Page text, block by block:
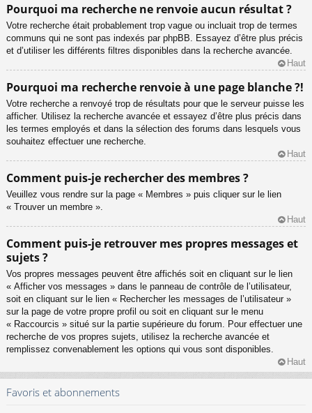
Pourquoi ma recherche ne renvoie aucun résultat ?
Votre recherche était probablement trop vague ou incluait trop de termes
communs qui ne sont pas indexés par phpBB. Essayez d’être plus précis
et d’utiliser les différents filtres disponibles dans la recherche avancée.
Haut
Pourquoi ma recherche renvoie à une page blanche ?!
Votre recherche a renvoyé trop de résultats pour que le serveur puisse les
afficher. Utilisez la recherche avancée et essayez d’être plus précis dans
les termes employés et dans la sélection des forums dans lesquels vous
souhaitez effectuer une recherche.
Haut
Comment puis-je rechercher des membres ?
Veuillez vous rendre sur la page « Membres » puis cliquer sur le lien
« Trouver un membre ».
Haut
Comment puis-je retrouver mes propres messages et
sujets ?
Vos propres messages peuvent être affichés soit en cliquant sur le lien
« Afficher vos messages » dans le panneau de contrôle de l’utilisateur,
soit en cliquant sur le lien « Rechercher les messages de l’utilisateur »
sur la page de votre propre profil ou soit en cliquant sur le menu
« Raccourcis » situé sur la partie supérieure du forum. Pour effectuer une
recherche de vos propres sujets, utilisez la recherche avancée et
remplissez convenablement les options qui vous sont disponibles.
Haut
Favoris et abonnements